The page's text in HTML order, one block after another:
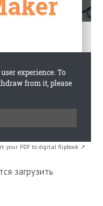
your PDF to digital flipbook ↗
загрузить